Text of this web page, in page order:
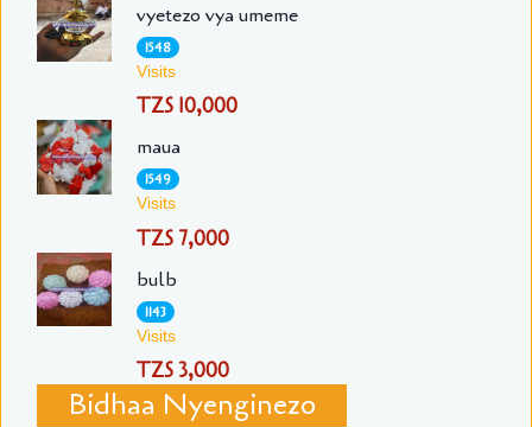
vyetezo vya umeme
1548
Visits
TZS 10,000
maua
1549
Visits
TZS 7,000
bulb
1143
Visits
TZS 3,000
Bidhaa Nyenginezo